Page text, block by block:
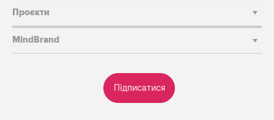
Підписатися
Проєкти
MindBrand